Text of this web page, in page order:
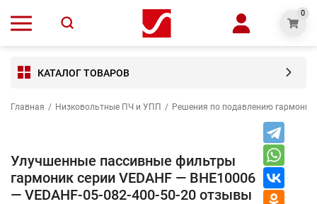
0
КАТАЛОГ ТОВАРОВ
Главная / Низковольтные ПЧ и УПП / Решения по подавлению
Улучшенные пассивные фильтры
гармоник серии VEDAHF — BHE10006
— VEDAHF-05-082-400-50-20 отзывы